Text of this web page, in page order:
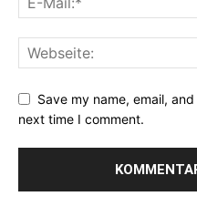
Save my name, email,
next time I comment.